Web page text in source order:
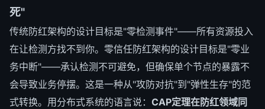
死"
传统防红架构的设计目标是"零检测事件"——所有资源投入
在让检测方找不到你。零信任防红架构的设计目标是"零业
务中断"——承认检测不可避免，但确保单个节点的暴露不
会导致业务停摆。这是一种从"攻防对抗"到"弹性生存"的范
式转换。用分布式系统的语言说： CAP定理在防红领域同